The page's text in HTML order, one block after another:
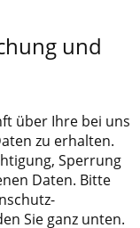
und
über Ihre bei uns
zu erhalten.
Sperrung
Daten. Bitte
Sie ganz unten.